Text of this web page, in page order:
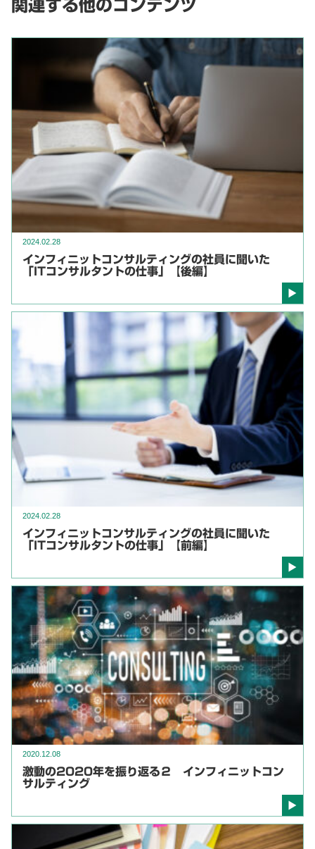
関連する他のコンテンツ
2024.02.28
インフィニットコンサルティングの社員に聞いた
「ITコンサルタントの仕事」【後編】
2024.02.28
インフィニットコンサルティングの社員に聞いた
「ITコンサルタントの仕事」【前編】
2020.12.08
激動の2020年を振り返る２ インフィニットコン
サルティング